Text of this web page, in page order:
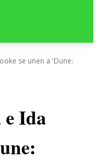
se unen a 'Dune:
Ida